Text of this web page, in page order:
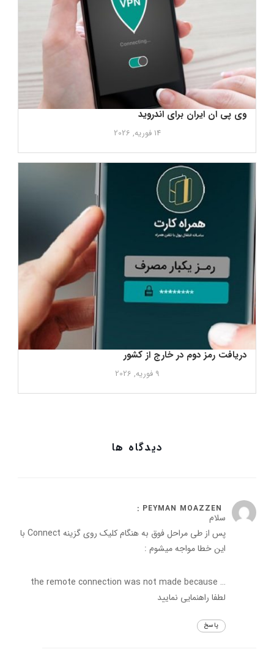
وی پی ان ایران برای اندروید
14 فوریه, 2026
دریافت رمز دوم در خارج از کشور
9 فوریه, 2026
دیدگاه ها
PEYMAN MOAZZEN :
سلام
پس از طی مراحل فوق به هنگام کلیک روی گزینه Connect با
این خطا مواجه میشوم :
… the remote connection was not made because
لطفا راهنمایی نمایید
پاسخ